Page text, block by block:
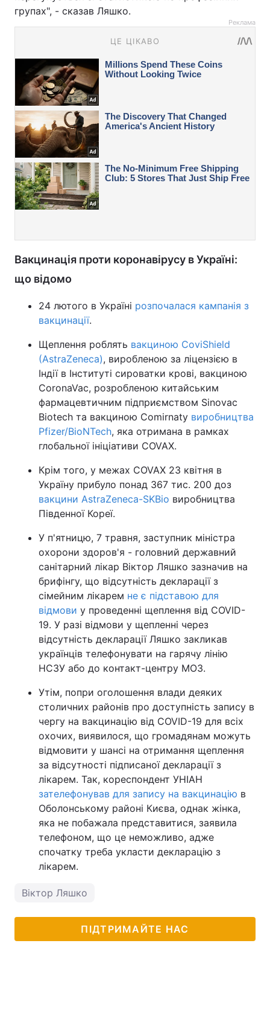
групах", - сказав Ляшко.
Реклама
Вакцинація проти коронавірусу в Україні:
що відомо
24 лютого в Україні розпочалася кампанія з
вакцинації.
Щеплення роблять вакциною CoviShield
(AstraZeneca), виробленою за ліцензією в
Індії в Інституті сироватки крові, вакциною
CoronaVac, розробленою китайським
фармацевтичним підприємством Sinovac
Biotech та вакциною Comirnaty виробництва
Pfizer/BioNTech, яка отримана в рамках
глобальної ініціативи COVAX.
Крім того, у межах COVAX 23 квітня в
Україну прибуло понад 367 тис. 200 доз
вакцини AstraZeneca-SKBio виробництва
Південної Кореї.
У п'ятницю, 7 травня, заступник міністра
охорони здоров'я - головний державний
санітарний лікар Віктор Ляшко зазначив на
брифінгу, що відсутність декларації з
сімейним лікарем не є підставою для
відмови у проведенні щеплення від COVID-
19. У разі відмови у щепленні через
відсутність декларації Ляшко закликав
українців телефонувати на гарячу лінію
НСЗУ або до контакт-центру МОЗ.
Утім, попри оголошення влади деяких
столичних районів про доступність запису в
чергу на вакцинацію від COVID-19 для всіх
охочих, виявилося, що громадянам можуть
відмовити у шансі на отримання щеплення
за відсутності підписаної декларації з
лікарем. Так, кореспондент УНІАН
зателефонував для запису на вакцинацію в
Оболонському районі Києва, однак жінка,
яка не побажала представитися, заявила
телефоном, що це неможливо, адже
спочатку треба укласти декларацію з
лікарем.
Віктор Ляшко
ПІДТРИМАЙТЕ НАС